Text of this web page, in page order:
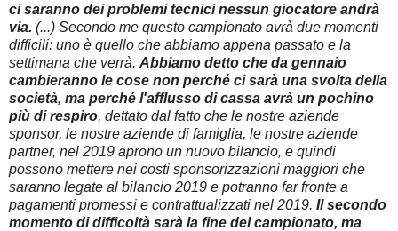
ci saranno dei problemi tecnici nessun giocatore andrà
via. (...) Secondo me questo campionato avrà due momenti
difficili: uno è quello che abbiamo appena passato e la
settimana che verrà. Abbiamo detto che da gennaio
cambieranno le cose non perché ci sarà una svolta della
società, ma perché l'afflusso di cassa avrà un pochino
più di respiro, dettato dal fatto che le nostre aziende
sponsor, le nostre aziende di famiglia, le nostre aziende
partner, nel 2019 aprono un nuovo bilancio, e quindi
possono mettere nei costi sponsorizzazioni maggiori che
saranno legate al bilancio 2019 e potranno far fronte a
pagamenti promessi e contrattualizzati nel 2019. Il secondo
momento di difficoltà sarà la fine del campionato, ma